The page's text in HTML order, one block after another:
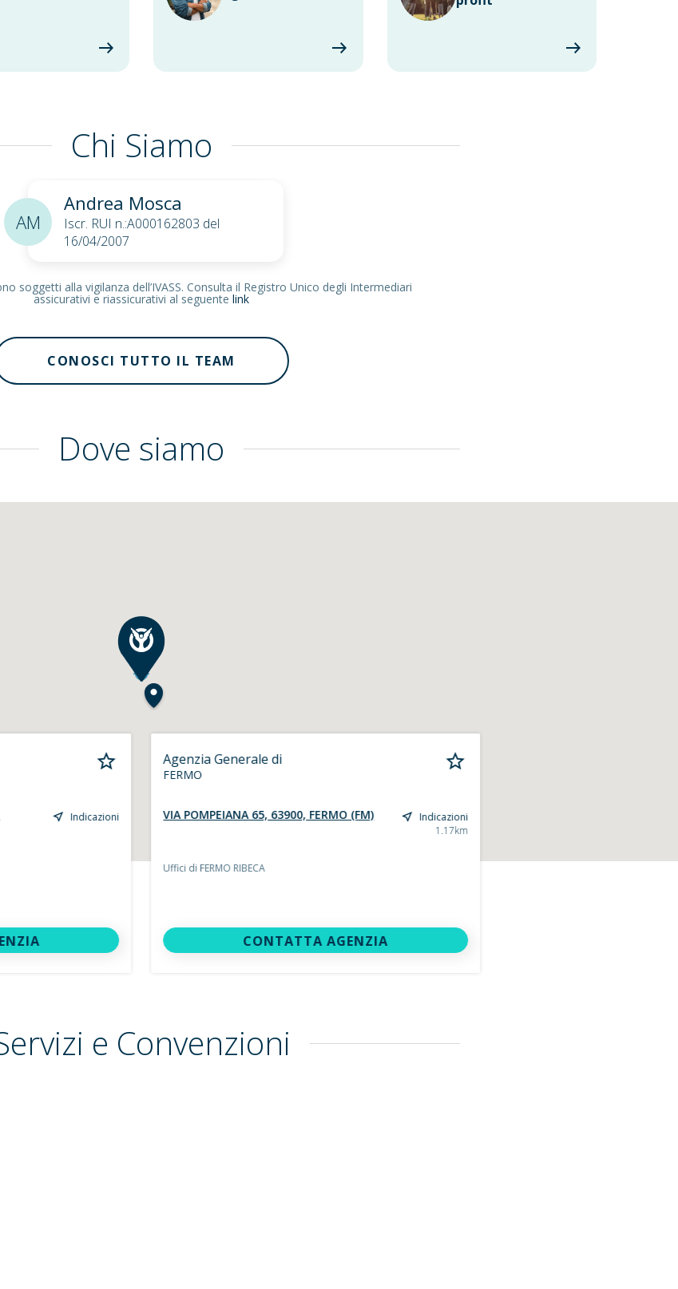
Chi Siamo
Andrea Mosca
Iscr. RUI n.:A000162803 del
16/04/2007
AM
soggetti alla vigilanza dell’IVASS. Consulta il Registro Unico degli Intermediari
assicurativi e riassicurativi al seguente link
CONOSCI TUTTO IL TEAM
Dove siamo
Indicazioni
Agenzia Generale di
FERMO
VIA POMPEIANA 65, 63900, FERMO (FM)
Indicazioni
1.17km
Uffici di FERMO RIBECA
CONTATTA AGENZIA
e Convenzioni